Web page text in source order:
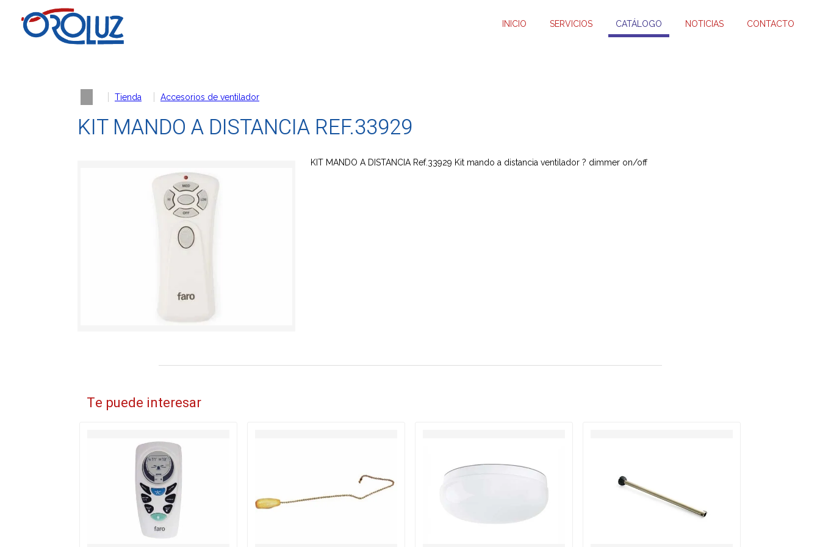
INICIO SERVICIOS CATÁLOGO NOTICIAS CONTACTO
Tienda Accesorios de ventilador
KIT MANDO A DISTANCIA REF.33929
KIT MANDO A DISTANCIA Ref.33929 Kit mando a distancia ventilador ? dimmer on/off
Te puede interesar